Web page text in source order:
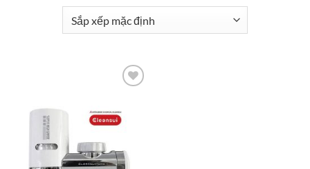
máy lọc
nước trực
Mitsubishi
Cleansui
yêu thích